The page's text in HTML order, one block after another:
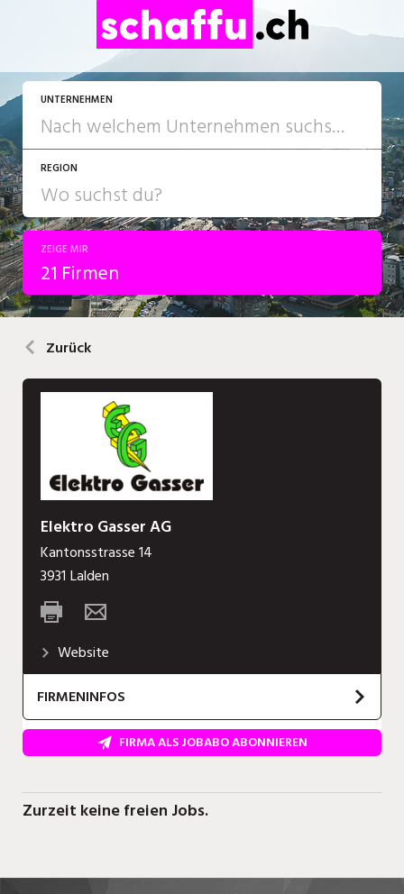
UNTERNEHMEN
REGION
ZEIGE MIR
21 Firmen
Zurück
Elektro Gasser AG
Kantonsstrasse 14
3931 Lalden
Website
FIRMENINFOS
Die Elektro Gasser AG ist ein langjähriger
Familienbetrieb im Raum Oberwallis.
Gemeinden, Grosskunden, KMUs und auch
FIRMA ALS JOBABO ABONNIEREN
Zurzeit keine freien Jobs.